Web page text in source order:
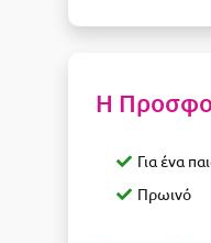
Η
Για ένα
Πρωινό